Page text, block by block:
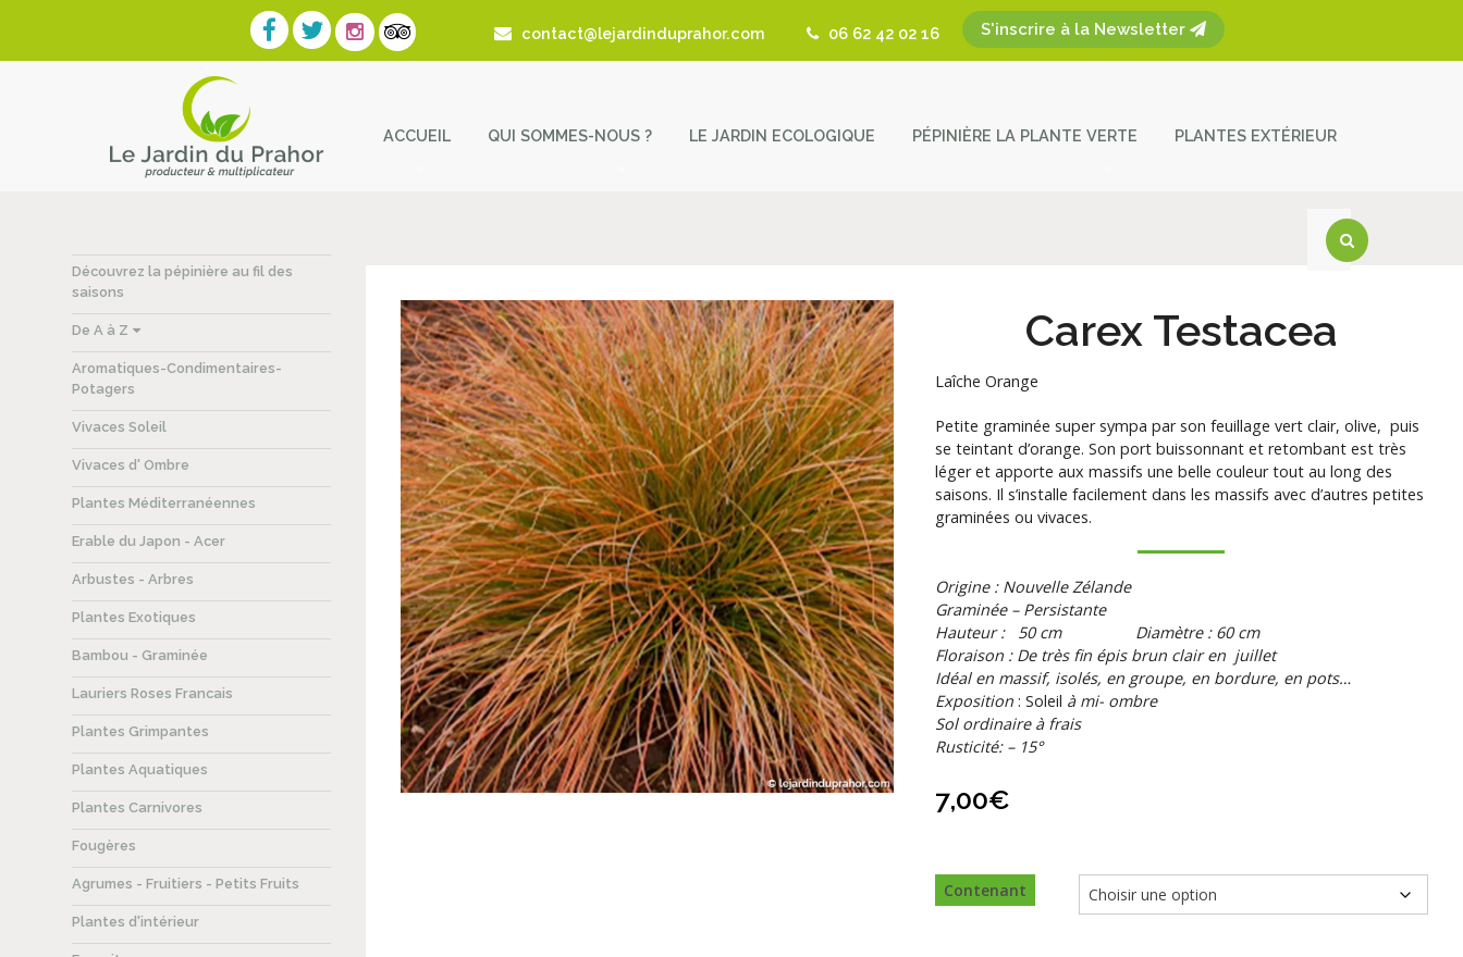
contact@lejardinduprahor.com 06 62 42 02 16 S'inscrire à la Newsletter
ACCUEIL QUI SOMMES-NOUS ?
Actualités
Revue de presse
Coup de Coeur – Liens utiles
LE JARDIN ECOLOGIQUE PÉPINIÈRE LA PLANTE VERTE PLANTES EXTÉRIEUR
Découvrez la pépinière au fil des
saisons
De A à Z
Aromatiques-Condimentaires-
Potagers
Vivaces Soleil
Vivaces d' Ombre
Plantes Méditerranéennes
Erable du Japon - Acer
Arbustes - Arbres
Plantes Exotiques
Bambou - Graminée
Lauriers Roses Francais
Plantes Grimpantes
Plantes Aquatiques
Plantes Carnivores
Fougères
Agrumes - Fruitiers - Petits Fruits
Plantes d'intérieur
Carex Testacea
Laîche Orange
Petite graminée super sympa par son feuillage vert clair, olive, puis
se teintant d’orange. Son port buissonnant et retombant est très
léger et apporte aux massifs une belle couleur tout au long des
saisons. Il s’installe facilement dans les massifs avec d’autres petites
graminées ou vivaces.
Origine : Nouvelle Zélande
Graminée – Persistante
Hauteur : 50 cm Diamètre : 60 cm
Floraison : De très fin épis brun clair en juillet
Idéal en massif, isolés, en groupe, en bordure, en pots…
Exposition: Soleil à mi- ombre
Sol ordinaire à frais
Rusticité: – 15°
7,00€
Contenant